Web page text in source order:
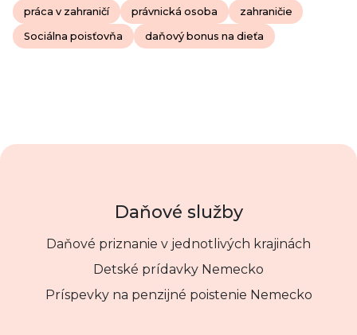
práca v zahraničí právnická osoba zahraničie
Sociálna poisťovňa daňový bonus na dieťa
Daňové služby
Daňové priznanie v jednotlivých krajinách
Detské prídavky Nemecko
Príspevky na penzijné poistenie Nemecko